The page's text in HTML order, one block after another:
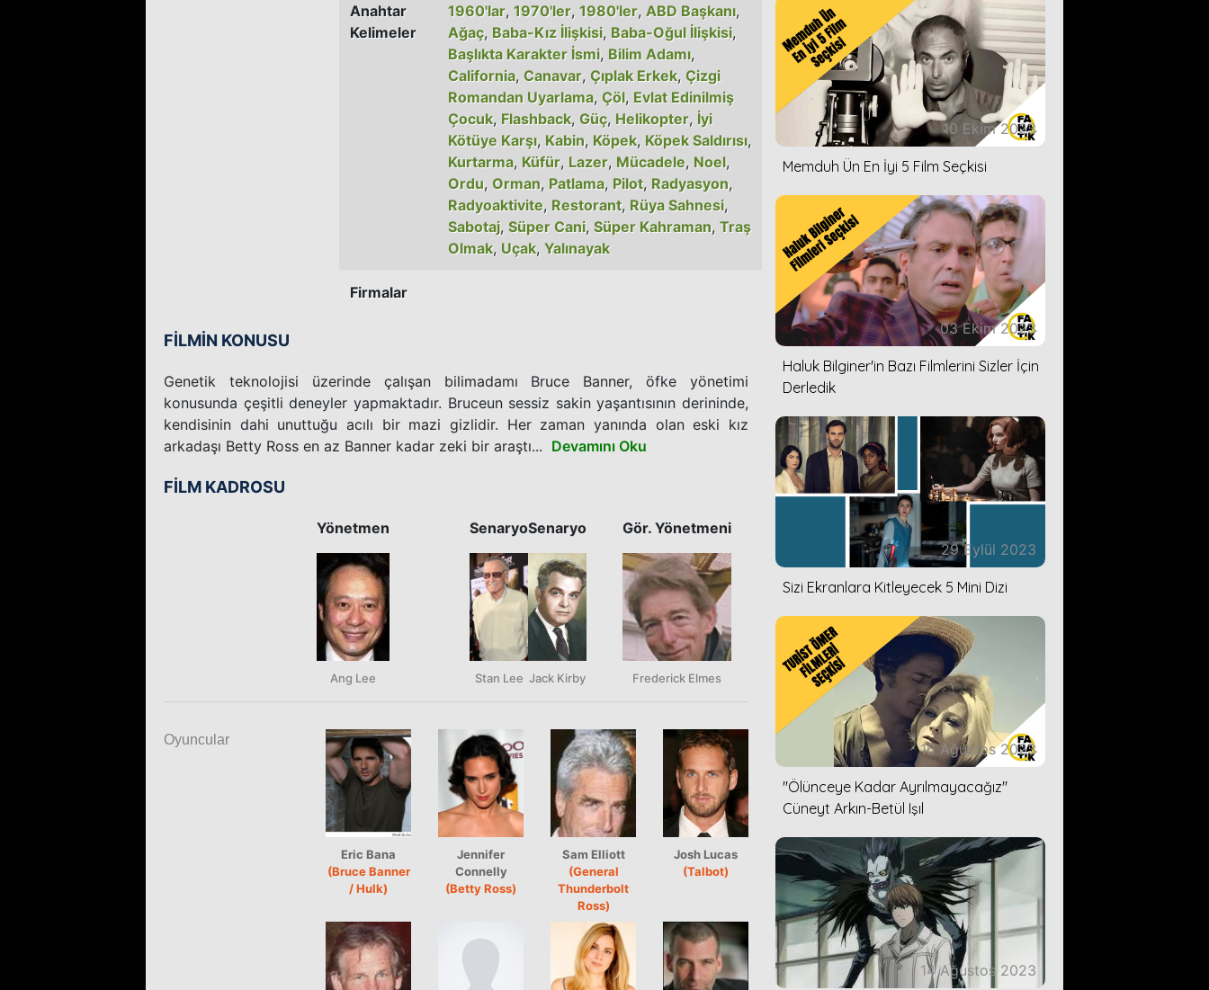
Anahtar
Kelimeler
1960'lar, 1970'ler, 1980'ler, ABD Başkanı,
Ağaç, Baba-Kız İlişkisi, Baba-Oğul İlişkisi,
Başlıkta Karakter İsmi, Bilim Adamı,
California, Canavar, Çıplak Erkek, Çizgi
Romandan Uyarlama, Çöl, Evlat Edinilmiş
Çocuk, Flashback, Güç, Helikopter, İyi
Kötüye Karşı, Kabin, Köpek, Köpek Saldırısı,
Kurtarma, Küfür, Lazer, Mücadele, Noel,
Ordu, Orman, Patlama, Pilot, Radyasyon,
Radyoaktivite, Restorant, Rüya Sahnesi,
Sabotaj, Süper Cani, Süper Kahraman, Traş
Olmak, Uçak, Yalınayak
Firmalar
FİLMİN KONUSU
Genetik teknolojisi üzerinde çalışan bilimadamı Bruce Banner, öfke yönetimi
konusunda çeşitli deneyler yapmaktadır. Bruceun sessiz sakin yaşantısının derininde,
kendisinin dahi unuttuğu acılı bir mazi gizlidir. Her zaman yanında olan eski kız
arkadaşı Betty Ross en az Banner kadar zeki bir araştı... Devamını Oku
FİLM KADROSU
Yönetmen
Ang Lee
Senaryo
Stan Lee
Senaryo
Jack Kirby
Gör. Yönetmeni
Frederick Elmes
Oyuncular
Eric Bana
(Bruce Banner
/ Hulk)
Jennifer
Connelly
(Betty Ross)
Sam Elliott
(General
Thunderbolt
Ross)
Josh Lucas
(Talbot)
10 Ekim 2023
Memduh Ün En İyi 5 Film Seçkisi
03 Ekim 2023
Haluk Bilginer'in Bazı Filmlerini Sizler İçin
Derledik
29 Eylül 2023
Sizi Ekranlara Kitleyecek 5 Mini Dizi
16 Ağustos 2023
''Ölünceye Kadar Ayrılmayacağız''
Cüneyt Arkın-Betül Işıl
14 Ağustos 2023